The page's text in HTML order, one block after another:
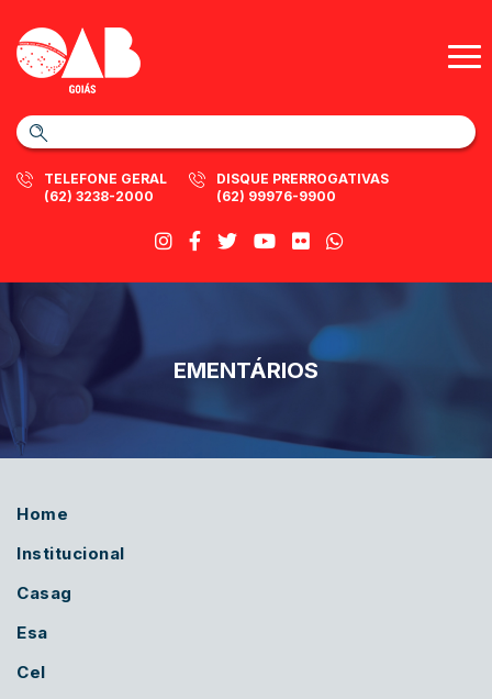
TELEFONE GERAL
(62) 3238-2000
DISQUE PRERROGATIVAS
(62) 99976-9900
EMENTÁRIOS
Home
Institucional
Casag
Esa
Cel